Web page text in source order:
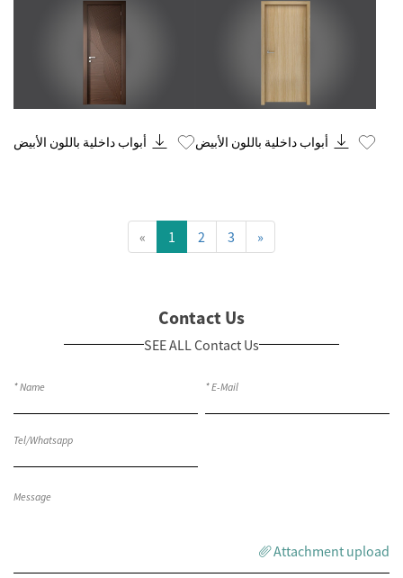
أبواب داخلية باللون الأبيض أبواب داخلية باللون الأبيض
« 1 2 3 »
Contact Us
SEE ALL Contact Us
Attachment upload